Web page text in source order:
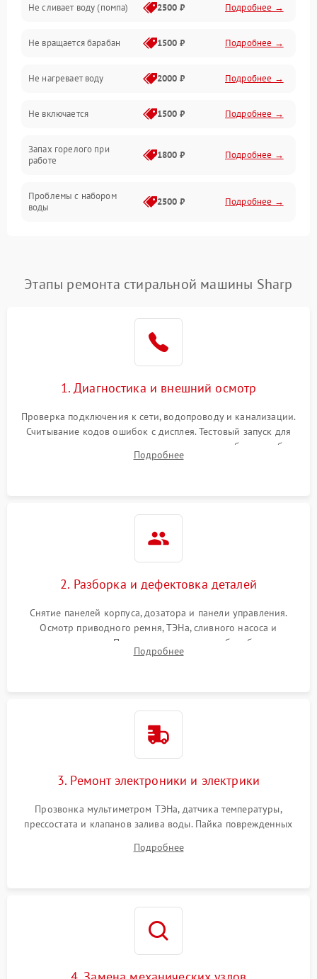
Водоснабжение
Слив
Программное обеспечение
Не сливает воду (помпа) 2500 ₽ Подробнее →
Не вращается барабан 1500 ₽ Подробнее →
Не нагревает воду 2000 ₽ Подробнее →
Не включается 1500 ₽ Подробнее →
Запах горелого при
работе
1800 ₽ Подробнее →
Проблемы с набором
воды
2500 ₽ Подробнее →
Замена платы управления Подробнее →
Этапы ремонта стиральной машины Sharp
1. Диагностика и внешний осмотр
Проверка подключения к сети, водопроводу и канализации.
Считывание кодов ошибок с дисплея. Тестовый запуск для
выявления посторонних шумов, протечек или сбоев в работе
электронного модуля управления.
Подробнее
2. Разборка и дефектовка деталей
Снятие панелей корпуса, дозатора и панели управления.
Осмотр приводного ремня, ТЭНа, сливного насоса и
амортизаторов. Проверка подшипников барабана и
крестовины на износ, а манжеты люка на разрывы.
Подробнее
3. Ремонт электроники и электрики
Прозвонка мультиметром ТЭНа, датчика температуры,
прессостата и клапанов залива воды. Пайка поврежденных
Восстановление целостности проводки и контактов.
Подробнее